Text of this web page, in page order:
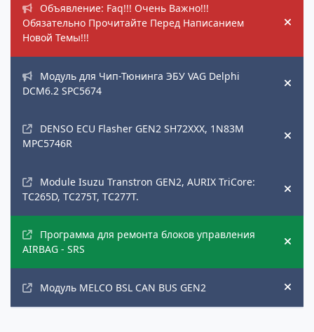
Объявление: Faq!!! Очень Важно!!!
Обязательно Прочитайте Перед Написанием
Новой Темы!!!
Hide
Модуль для Чип-Тюнинга ЭБУ VAG Delphi
DCM6.2 SPC5674
Hide
DENSO ECU Flasher GEN2 SH72XXX, 1N83M
MPC5746R
Hide
Module Isuzu Transtron GEN2, AURIX TriCore:
TC265D, TC275T, TC277T.
Hide
Программа для ремонта блоков управления
AIRBAG - SRS
Hide
Модуль MELCO BSL CAN BUS GEN2 Hide